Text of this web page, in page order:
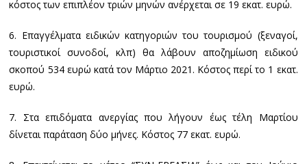
κόστος των επιπλέον τριών μηνών ανέρχεται σε 19 εκατ. ευρώ.
6. Επαγγέλματα ειδικών κατηγοριών του τουρισμού (ξεναγοί,
τουριστικοί συνοδοί, κλπ) θα λάβουν αποζημίωση ειδικού
σκοπού 534 ευρώ κατά τον Μάρτιο 2021. Κόστος περί το 1 εκατ.
ευρώ.
7. Στα επιδόματα ανεργίας που λήγουν έως τέλη Μαρτίου
δίνεται παράταση δύο μήνες. Κόστος 77 εκατ. ευρώ.